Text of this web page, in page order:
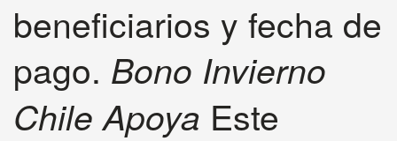
beneficiarios y fecha de
pago. Bono Invierno
Chile Apoya Este